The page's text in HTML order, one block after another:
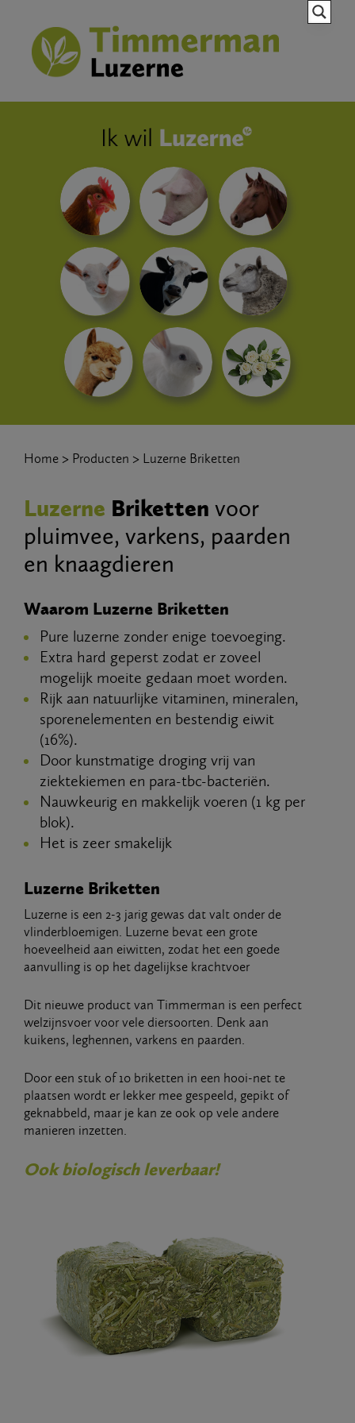
Home Producten Luzerne Briketten
Luzerne Briketten voor
pluimvee, varkens, paarden
en knaagdieren
Waarom Luzerne Briketten
Pure luzerne zonder enige toevoeging.
Extra hard geperst zodat er zoveel
mogelijk moeite gedaan moet worden.
Rijk aan natuurlijke vitaminen, mineralen,
sporenelementen en bestendig eiwit
(16%).
Door kunstmatige droging vrij van
ziektekiemen en para-tbc-bacteriën.
Nauwkeurig en makkelijk voeren (1 kg per
blok).
Het is zeer smakelijk
Luzerne Briketten
Luzerne is een 2-3 jarig gewas dat valt onder de
vlinderbloemigen. Luzerne bevat een grote
hoeveelheid aan eiwitten, zodat het een goede
aanvulling is op het dagelijkse krachtvoer
Dit nieuwe product van Timmerman is een perfect
welzijnsvoer voor vele diersoorten. Denk aan
kuikens, leghennen, varkens en paarden.
Door een stuk of 10 briketten in een hooi-net te
plaatsen wordt er lekker mee gespeeld, gepikt of
geknabbeld, maar je kan ze ook op vele andere
manieren inzetten.
Ook biologisch leverbaar!